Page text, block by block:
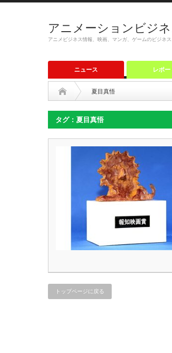
アニメーションビジ
アニメビジネス情報、映画、マンガ、ゲームのビジネ
ニュース レポー
夏目真悟
タグ：夏目真悟
トップページに戻る